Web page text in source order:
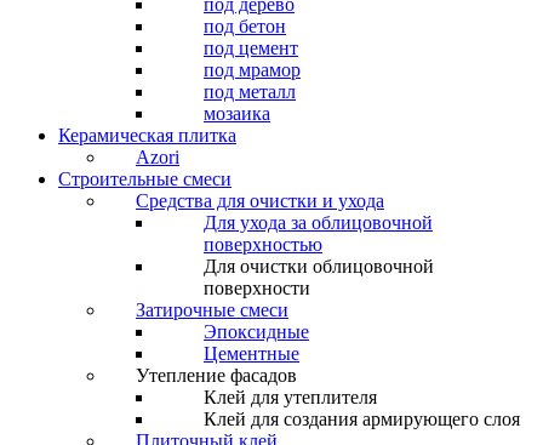
под дерево
под бетон
под цемент
под мрамор
под металл
мозаика
Керамическая плитка
Azori
Строительные смеси
Средства для очистки и ухода
Для ухода за облицовочной
поверхностью
Для очистки облицовочной
поверхности
Затирочные смеси
Эпоксидные
Цементные
Утепление фасадов
Клей для утеплителя
Клей для создания армирующего слоя
Плиточный клей